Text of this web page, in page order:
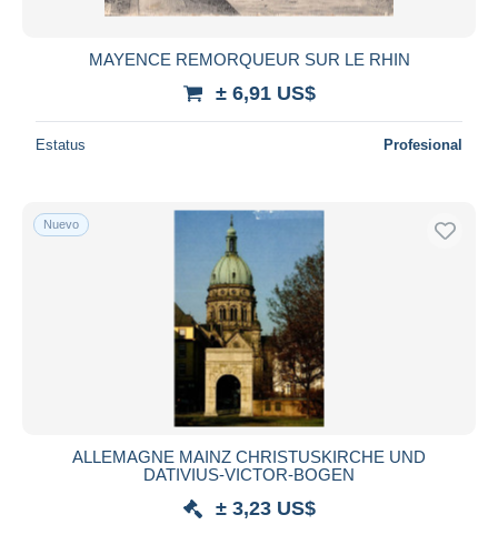
MAYENCE REMORQUEUR SUR LE RHIN
± 6,91 US$
Estatus Profesional
Nuevo
ALLEMAGNE MAINZ CHRISTUSKIRCHE UND
DATIVIUS-VICTOR-BOGEN
± 3,23 US$